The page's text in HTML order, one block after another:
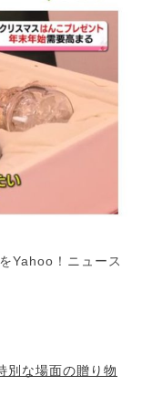
Yahoo！ニュース
な場面の贈り物